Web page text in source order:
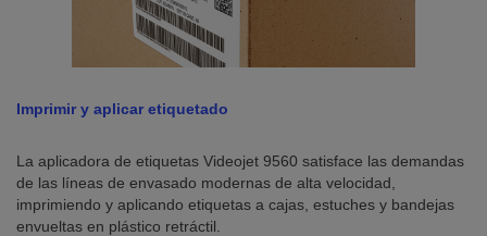
Imprimir y aplicar etiquetado
La aplicadora de etiquetas Videojet 9560 satisface las demandas
de las líneas de envasado modernas de alta velocidad,
imprimiendo y aplicando etiquetas a cajas, estuches y bandejas
envueltas en plástico retráctil.